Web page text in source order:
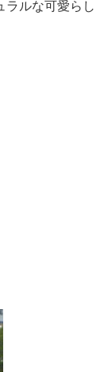
ラルな可愛らし